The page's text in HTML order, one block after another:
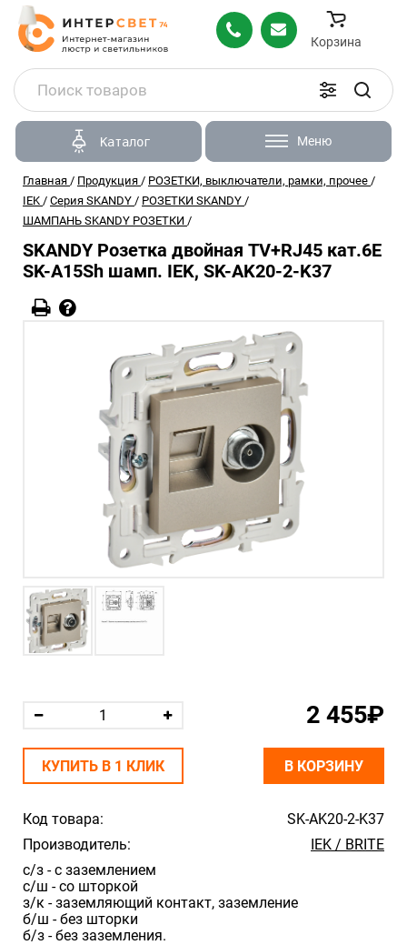
Корзина
Каталог Меню
Главная / Продукция / РОЗЕТКИ, выключатели, рамки, прочее /
IEK / Серия SKANDY / РОЗЕТКИ SKANDY /
ШАМПАНЬ SKANDY РОЗЕТКИ /
SKANDY Розетка двойная TV+RJ45 кат.6E
SK-A15Sh шамп. IEK, SK-AK20-2-K37
Код товара:
SK-AK20-2-K37
Производитель:
IEK / BRITE
с/з - с заземлением
с/ш - со шторкой
з/к - заземляющий контакт, заземление
б/ш - без шторки
б/з - без заземления.
2 455₽
КУПИТЬ В 1 КЛИК В КОРЗИНУ